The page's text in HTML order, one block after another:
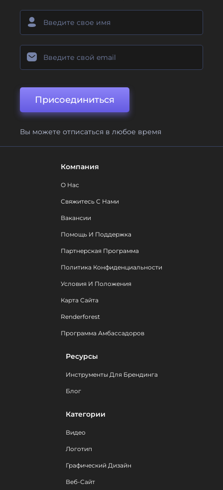
Присоединиться
Вы можете отписаться в любое время
Компания
О Нас
Свяжитесь С Нами
Вакансии
Помощь И Поддержка
Партнерская Программа
Политика Конфиденциальности
Условия И Положения
Карта Сайта
Renderforest
Программа Амбассадоров
Ресурсы
Инструменты Для Брендинга
Блог
Категории
Видео
Логотип
Графический Дизайн
Веб-Сайт